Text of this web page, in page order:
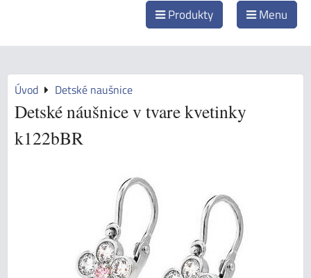
Produkty Menu
Úvod Detské naušnice
Detské náušnice v tvare kvetinky
k122bBR